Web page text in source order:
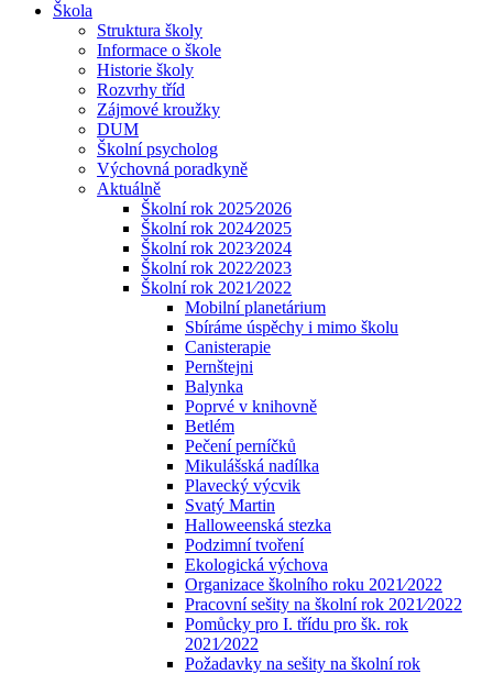
Škola
Struktura školy
Informace o škole
Historie školy
Rozvrhy tříd
Zájmové kroužky
DUM
Školní psycholog
Výchovná poradkyně
Aktuálně
Školní rok 2025⁄2026
Školní rok 2024⁄2025
Školní rok 2023⁄2024
Školní rok 2022⁄2023
Školní rok 2021⁄2022
Mobilní planetárium
Sbíráme úspěchy i mimo školu
Canisterapie
Pernštejni
Balynka
Poprvé v knihovně
Betlém
Pečení perníčků
Mikulášská nadílka
Plavecký výcvik
Svatý Martin
Halloweenská stezka
Podzimní tvoření
Ekologická výchova
Organizace školního roku 2021⁄2022
Pracovní sešity na školní rok 2021⁄2022
Pomůcky pro I. třídu pro šk. rok
2021⁄2022
Požadavky na sešity na školní rok